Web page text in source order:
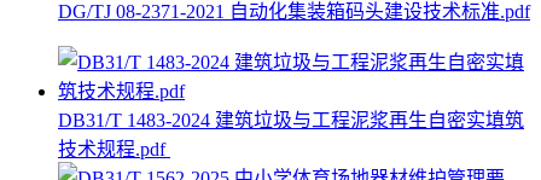
DG/TJ 08-2371-2021 自动化集装箱码头建设技术标准.pdf
DB31/T 1483-2024 建筑垃圾与工程泥浆再生自密实填筑
技术规程.pdf